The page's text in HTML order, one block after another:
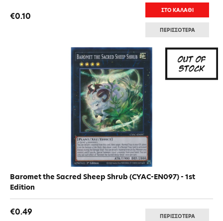
€0.10
ΣΤΟ ΚΑΛΑΘΙ
ΠΕΡΙΣΣΟΤΕΡΑ
Baromet the Sacred Sheep Shrub (CYAC-EN097) - 1st
Edition
€0.49 ΠΕΡΙΣΣΟΤΕΡΑ